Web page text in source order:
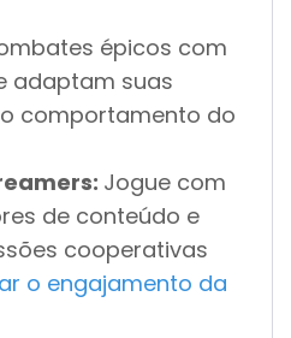
épicos com
adaptam suas
comportamento do
Jogue com
de conteúdo e
cooperativas
o engajamento da